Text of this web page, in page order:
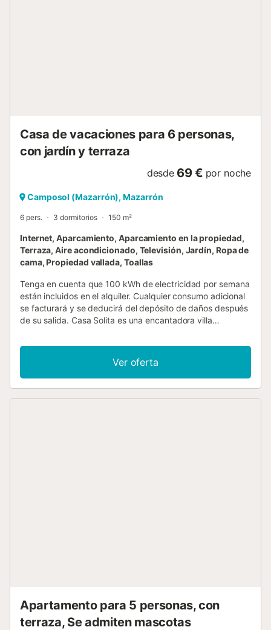
Casa de vacaciones para 6 personas,
con jardín y terraza
desde 69 € por noche
Camposol (Mazarrón), Mazarrón
6 pers. 3 dormitorios 150 m²
Internet, Aparcamiento, Aparcamiento en la propiedad,
Terraza, Aire acondicionado, Televisión, Jardín, Ropa de
cama, Propiedad vallada, Toallas
Tenga en cuenta que 100 kWh de electricidad por semana
están incluidos en el alquiler. Cualquier consumo adicional
se facturará y se deducirá del depósito de daños después
de su salida. Casa Solita es una encantadora villa
Camposol, en la soleada Costa Cálida. Disfrute de
impresionantes vistas y la máxima relajación en este oasis
de tranquilidad. Gracias a los flexibles días de entrada y
salida, puede adaptar su estancia a sus planes de viaje.
Ver oferta
Apartamento para 5 personas, con
terraza, Se admiten mascotas